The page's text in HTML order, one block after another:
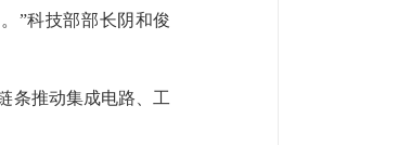
”科技部部长阴和俊
条推动集成电路、工